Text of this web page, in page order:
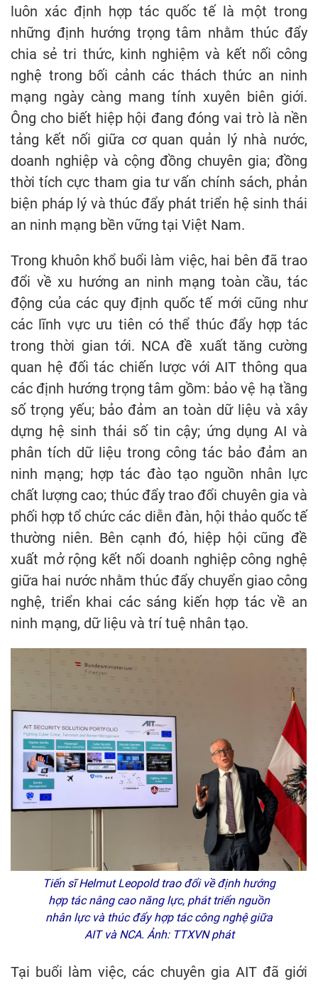
luôn xác định hợp tác quốc tế là một trong
những định hướng trọng tâm nhằm thúc đẩy
chia sẻ tri thức, kinh nghiệm và kết nối công
nghệ trong bối cảnh các thách thức an ninh
mạng ngày càng mang tính xuyên biên giới.
Ông cho biết hiệp hội đang đóng vai trò là nền
tảng kết nối giữa cơ quan quản lý nhà nước,
doanh nghiệp và cộng đồng chuyên gia; đồng
thời tích cực tham gia tư vấn chính sách, phản
biện pháp lý và thúc đẩy phát triển hệ sinh thái
an ninh mạng bền vững tại Việt Nam.
Trong khuôn khổ buổi làm việc, hai bên đã trao
đổi về xu hướng an ninh mạng toàn cầu, tác
động của các quy định quốc tế mới cũng như
các lĩnh vực ưu tiên có thể thúc đẩy hợp tác
trong thời gian tới. NCA đề xuất tăng cường
quan hệ đối tác chiến lược với AIT thông qua
các định hướng trọng tâm gồm: bảo vệ hạ tầng
số trọng yếu; bảo đảm an toàn dữ liệu và xây
dựng hệ sinh thái số tin cậy; ứng dụng AI và
phân tích dữ liệu trong công tác bảo đảm an
ninh mạng; hợp tác đào tạo nguồn nhân lực
chất lượng cao; thúc đẩy trao đổi chuyên gia và
phối hợp tổ chức các diễn đàn, hội thảo quốc tế
thường niên. Bên cạnh đó, hiệp hội cũng đề
xuất mở rộng kết nối doanh nghiệp công nghệ
giữa hai nước nhằm thúc đẩy chuyển giao công
nghệ, triển khai các sáng kiến hợp tác về an
ninh mạng, dữ liệu và trí tuệ nhân tạo.
Tiến sĩ Helmut Leopold trao đổi về định hướng
hợp tác nâng cao năng lực, phát triển nguồn
nhân lực và thúc đẩy hợp tác công nghệ giữa
AIT và NCA. Ảnh: TTXVN phát
Tại buổi làm việc, các chuyên gia AIT đã giới